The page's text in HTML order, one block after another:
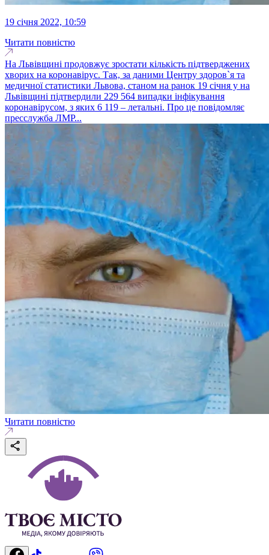
19 січня 2022, 10:59
Читати повністю
На Львівщині продовжує зростати кількість підтверджених
хворих на коронавірус. Так, за даними Центру здоров`я та
медичної статистики Львова, станом на ранок 19 січня у на
Львівщині підтвердили 229 564 випадки інфікування
коронавірусом, з яких 6 119 – летальні. Про це повідомляє
пресслужба ЛМР...
Читати повністю